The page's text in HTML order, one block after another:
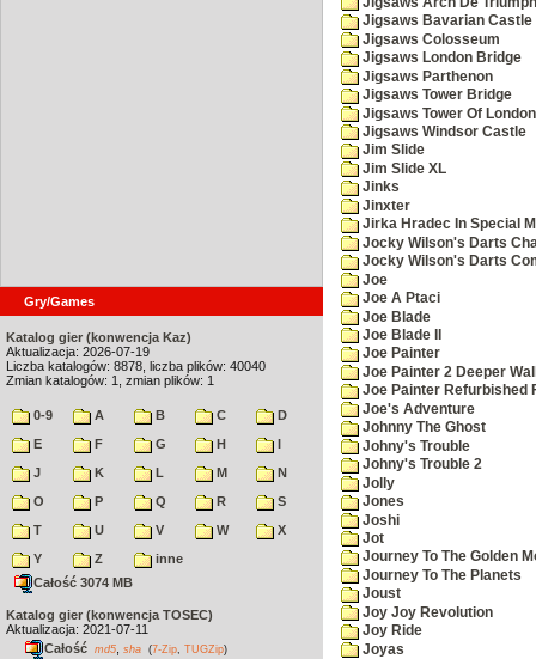
Gry/Games
Katalog gier (konwencja Kaz)
Aktualizacja: 2026-07-19
Liczba katalogów: 8878, liczba plików: 40040
Zmian katalogów: 1, zmian plików: 1
0-9 A B C
D
E
F G H
I
J
K L M
N
O
P Q R
S
T
U V W
X
Y
Z
inne
Całość 3074 MB
Katalog gier (konwencja TOSEC)
Aktualizacja: 2021-07-11
Całość md5 sha (7-Zip TUGZip)
Jigsaws Bavarian Castle
Jigsaws Colosseum
Jigsaws London Bridge
Jigsaws Parthenon
Jigsaws Tower Bridge
Jigsaws Tower Of London
Jigsaws Windsor Castle
Jim Slide
Jim Slide XL
Jinks
Jinxter
Jirka Hradec In Special
Jocky Wilson's Darts
Jocky Wilson's Darts
Joe
Joe A Ptaci
Joe Blade
Joe Blade II
Joe Painter
Joe Painter 2 Deeper
Joe Painter Refurbished
Joe's Adventure
Johnny The Ghost
Johny's Trouble
Johny's Trouble 2
Jolly
Jones
Joshi
Jot
Journey To The Golden
Journey To The Planets
Joust
Joy Joy Revolution
Joy Ride
Joyas